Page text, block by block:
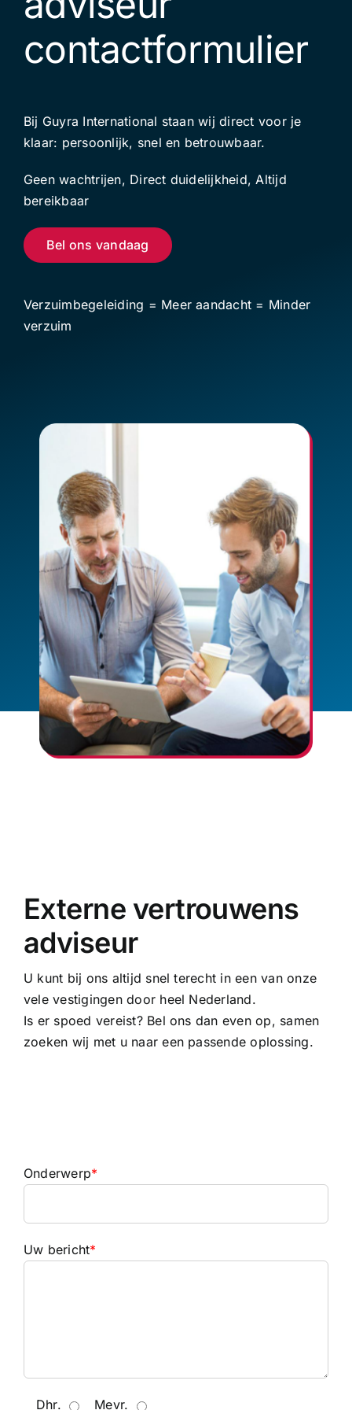
contactformulier
Bij Guyra International staan wij direct voor je
klaar: persoonlijk, snel en betrouwbaar.
Geen wachtrijen, Direct duidelijkheid, Altijd
bereikbaar
Bel ons vandaag
Verzuimbegeleiding = Meer aandacht = Minder
verzuim
Externe vertrouwens
adviseur
U kunt bij ons altijd snel terecht in een van onze
vele vestigingen door heel Nederland.
Is er spoed vereist? Bel ons dan even op, samen
zoeken wij met u naar een passende oplossing.
Onderwerp*
Uw bericht*
Dhr. Mevr.